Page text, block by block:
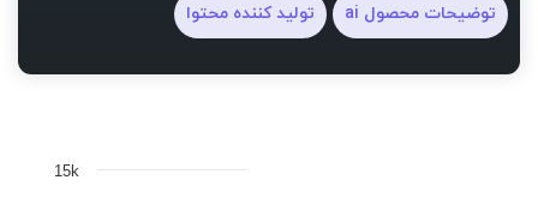
توضیحات محصول ai تولید کننده محتوا
15k